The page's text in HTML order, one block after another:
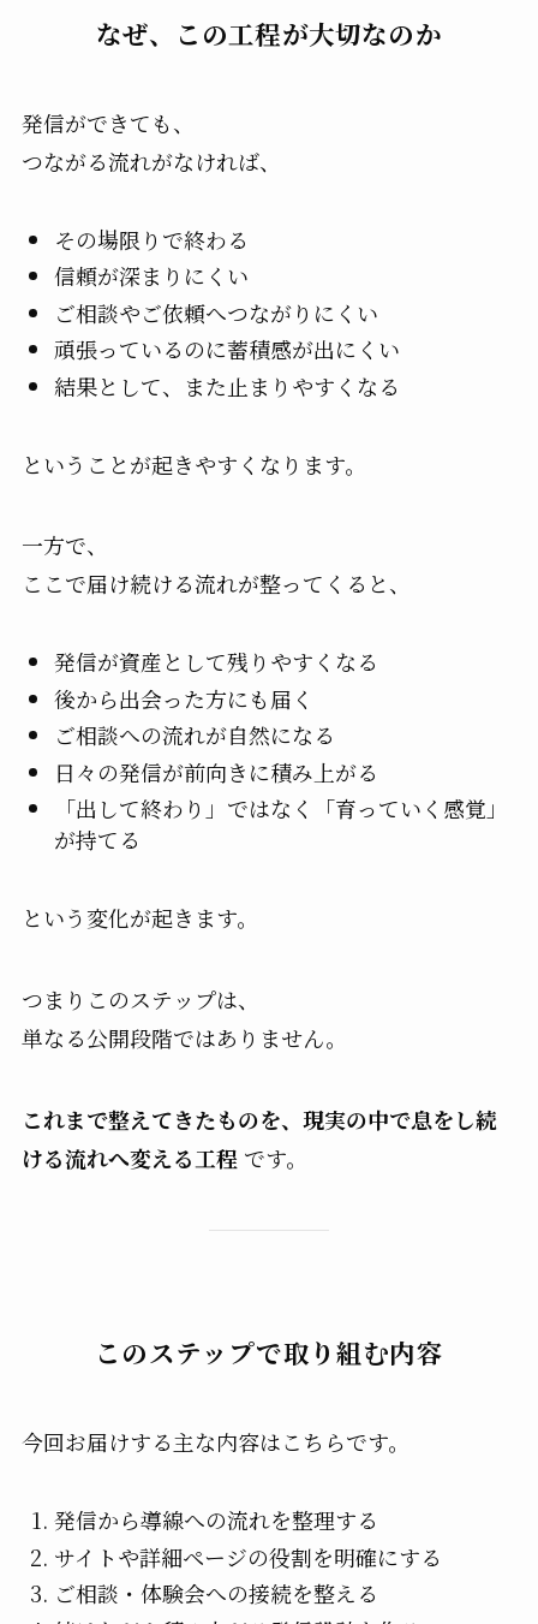
なぜ、この工程が大切なのか
発信ができても、
つながる流れがなければ、
その場限りで終わる
信頼が深まりにくい
ご相談やご依頼へつながりにくい
頑張っているのに蓄積感が出にくい
結果として、また止まりやすくなる
ということが起きやすくなります。
一方で、
ここで届け続ける流れが整ってくると、
発信が資産として残りやすくなる
後から出会った方にも届く
ご相談への流れが自然になる
日々の発信が前向きに積み上がる
「出して終わり」ではなく「育っていく感覚」
が持てる
という変化が起きます。
つまりこのステップは、
単なる公開段階ではありません。
これまで整えてきたものを、現実の中で息をし続
ける流れへ変える工程 です。
このステップで取り組む内容
今回お届けする主な内容はこちらです。
発信から導線への流れを整理する
サイトや詳細ページの役割を明確にする
ご相談・体験会への接続を整える